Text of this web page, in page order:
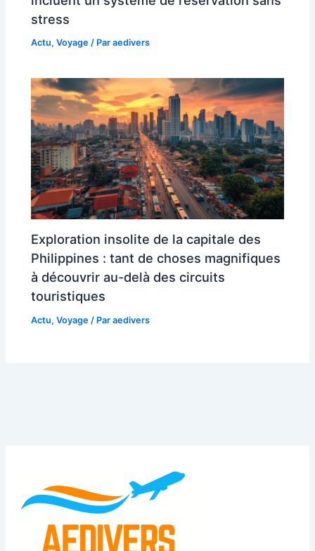
stress
Actu,Voyage / Paraedivers
Exploration insolite de la capitale des
Philippines : tant de choses magnifiques
à découvrir au-delà des circuits
touristiques
Actu,Voyage / Paraedivers